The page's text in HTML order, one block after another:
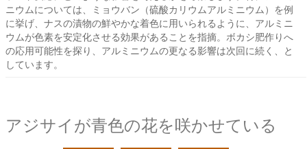
ニウムについては、ミョウバン（硫酸カリウムアルミニウム）を例
に挙げ、ナスの漬物の鮮やかな着色に用いられるように、アルミニ
ウムが色素を安定化させる効果があることを指摘。ボカシ肥作りへ
の応用可能性を探り、アルミニウムの更なる影響は次回に続く、と
しています。
アジサイが青色の花を咲かせている